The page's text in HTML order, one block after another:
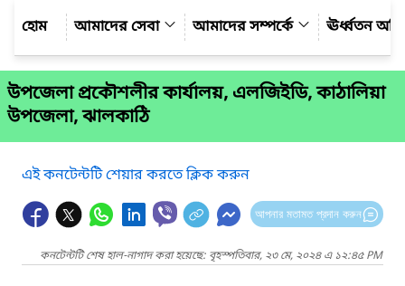
আমাদের সেবা
আমাদের সম্পর্কে ঊর্ধ্বতন
উপজেলা প্রকৌশলীর কার্যালয়, এলজিইডি, কাঠালিয়া
উপজেলা, ঝালকাঠি
এই কনটেন্টটি শেয়ার করতে ক্লিক করুন
আপনার মতামত প্রদান করুন
কনটেন্টটি শেষ হাল-নাগাদ করা হয়েছে: বৃহস্পতিবার, ২৩ মে, ২০২৪ এ ১২:৪৫ PM